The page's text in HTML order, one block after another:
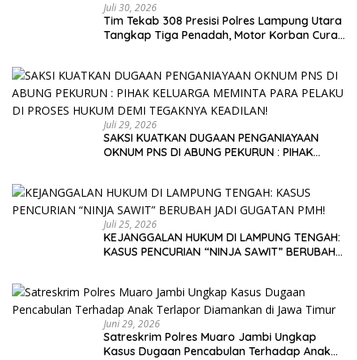
Juli 30, 2026
Tim Tekab 308 Presisi Polres Lampung Utara
Tangkap Tiga Penadah, Motor Korban Curat
Juli 29, 2026
SAKSI KUATKAN DUGAAN PENGANIAYAAN
OKNUM PNS DI ABUNG PEKURUN : PIHAK
Juli 25, 2026
KEJANGGALAN HUKUM DI LAMPUNG TENGAH:
KASUS PENCURIAN “NINJA SAWIT” BERUBAH
Juni 29, 2026
Satreskrim Polres Muaro Jambi Ungkap
Kasus Dugaan Pencabulan Terhadap Anak